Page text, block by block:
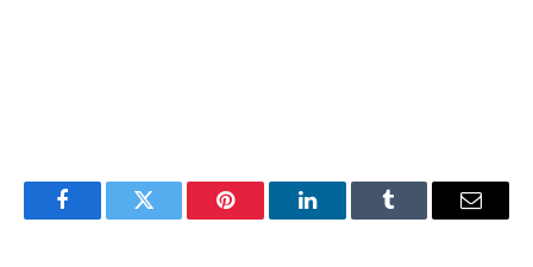
FacebookTwitter Pinterest LinkedInTumblr Email